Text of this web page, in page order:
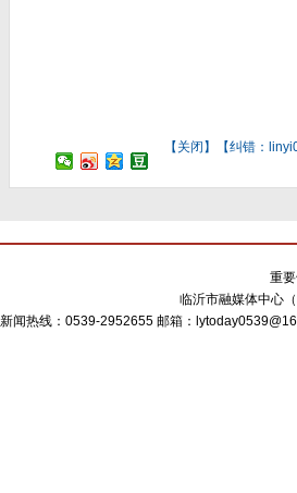
【关闭】【纠错：